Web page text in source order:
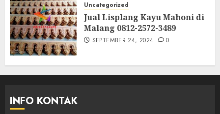
Uncategorized
Jual Lisplang Kayu Mahoni di
Malang 0812-2572-3489
SEPTEMBER 24, 2024 0
INFO KONTAK